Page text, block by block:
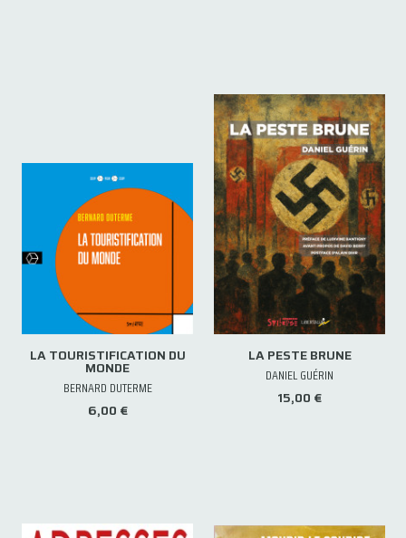
LA TOURISTIFICATION DU
MONDE
BERNARD DUTERME
6,00 €
LA PESTE BRUNE
DANIEL GUÉRIN
15,00 €